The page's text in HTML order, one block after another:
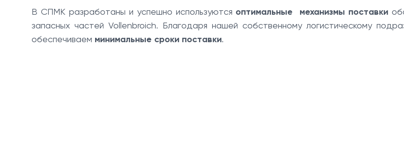
В СПМК разработаны и успешно используются оптимальные механизмы поставки
запасных частей Vollenbroich. Благодаря нашей собственному логистическому
обеспечиваем минимальные сроки поставки.